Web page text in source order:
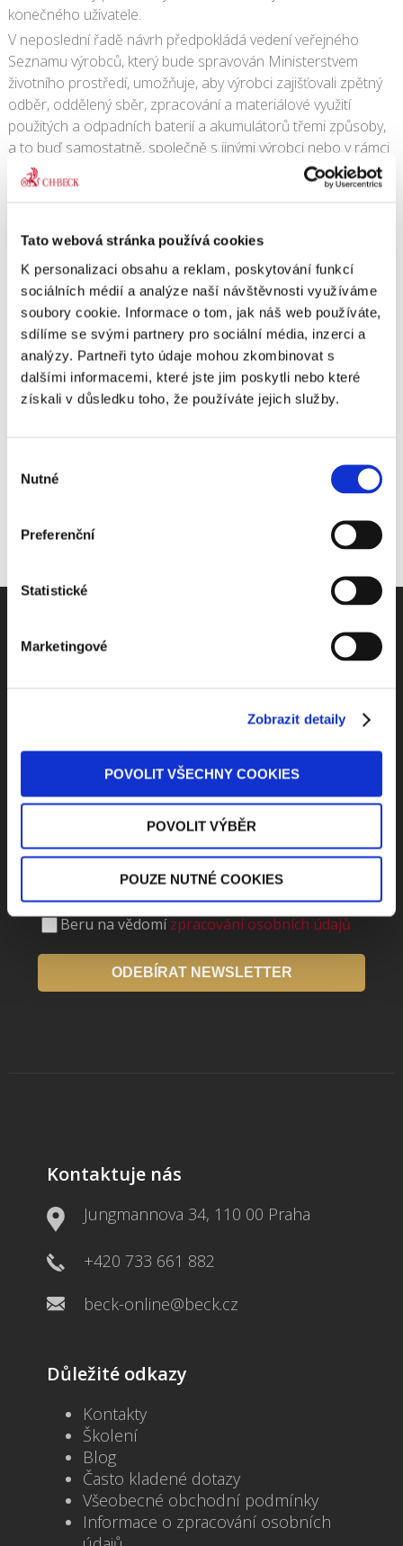
Tato webová stránka používá cookies
K personalizaci obsahu a reklam, poskytování funkcí
sociálních médií a analýze naší návštěvnosti využíváme
soubory cookie. Informace o tom, jak náš web používáte,
sdílíme se svými partnery pro sociální média, inzerci a
analýzy. Partneři tyto údaje mohou zkombinovat s
dalšími informacemi, které jste jim poskytli nebo které
získali v důsledku toho, že používáte jejich služby.
souhlasu
Nutné
Preferenční
Statistické
Marketingové
Zobrazit detaily
POVOLIT VŠECHNY COOKIES
POVOLIT VÝBĚR
POUZE NUTNÉ COOKIES
konečného uživatele.
V neposlední řadě návrh předpokládá vedení veřejného
Seznamu výrobců, který bude spravován Ministerstvem
životního prostředí, umožňuje, aby výrobci zajišťovali zpětný
odběr, oddělený sběr, zpracování a materiálové využití
použitých a odpadních baterií a akumulátorů třemi způsoby,
a to buď samostatně, společně s jinými výrobci nebo v rámci
kolektivního systému a stanovuje podmínky pro provozování
kolektivního systému, včetně požadované právní formy
uspořádání i na vlastní podnikání.
Dále by měl návrh zákona posoudit prezident republiky.
31. 7. 2009 | OBSAH
Share This Story, Choose Your Platform!
NEWS
Dostávejte od nás pravidelný měsíční souhrn
toho nejpopulárnějšího obsahu.
Beru na vědomízpracování osobních údajů
ODEBÍRAT NEWSLETTER
Kontaktuje nás
Jungmannova 34, 110 00 Praha
+420 733 661 882
beck-online@beck.cz
Důležité odkazy
Kontakty
Školení
Blog
Často kladené dotazy
Všeobecné obchodní podmínky
Informace o zpracování osobních